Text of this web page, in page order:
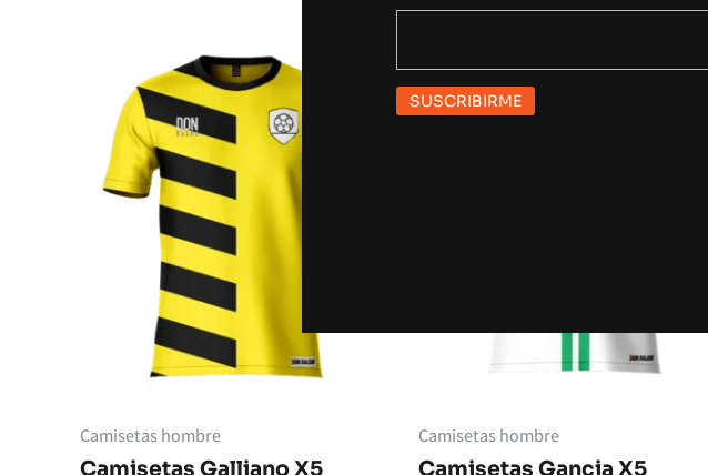
Camisetas hombre
Camisetas Galliano X5
Camisetas hombre
Camisetas Gancia X5